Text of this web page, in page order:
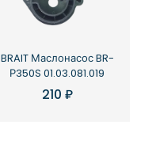
BRAIT Маслонасос BR-
Р350S 01.03.081.019
210 ₽